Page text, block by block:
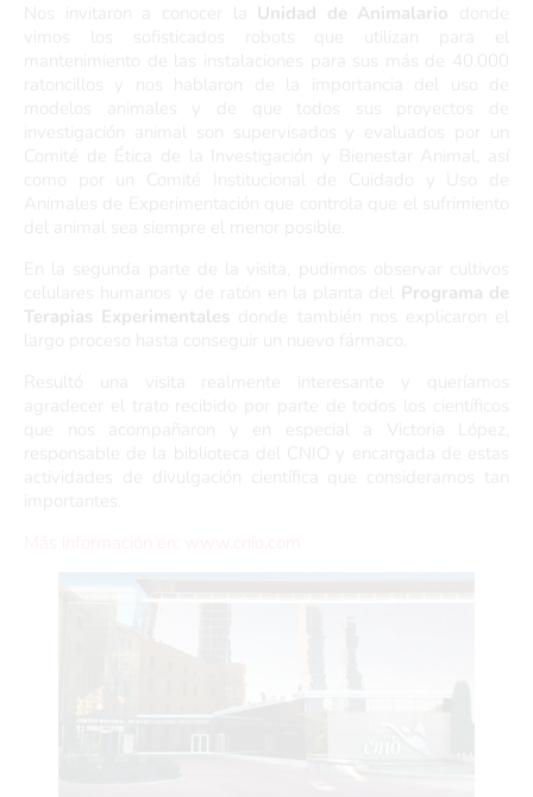
Nos invitaron a conocer la Unidad de Animalario donde
vimos los sofisticados robots que utilizan para el
mantenimiento de las instalaciones para sus más de 40.000
ratoncillos y nos hablaron de la importancia del uso de
modelos animales y de que todos sus proyectos de
investigación animal son supervisados y evaluados por un
Comité de Ética de la Investigación y Bienestar Animal, así
como por un Comité Institucional de Cuidado y Uso de
Animales de Experimentación que controla que el sufrimiento
del animal sea siempre el menor posible.
En la segunda parte de la visita, pudimos observar cultivos
celulares humanos y de ratón en la planta del
Programa de
Terapias Experimentales
donde también nos explicaron el
largo proceso hasta conseguir un nuevo fármaco.
Resultó una visita realmente interesante y queríamos
agradecer el trato recibido por parte de todos los científicos
que nos acompañaron y en especial a Victoria López,
responsable de la biblioteca del CNIO y encargada de estas
actividades de divulgación científica que consideramos tan
importantes.